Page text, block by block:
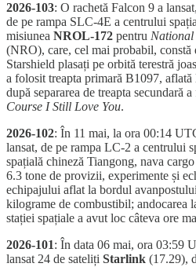
2026-103: O rachetă Falcon 9 a
de pe rampa SLC-4E a centrului
misiunea NROL-172 pentru National
(NRO), care, cel mai probabil, constă
Starshield plasați pe orbită terestră
a folosit treapta primară B1097, aflată
după separarea de treapta secundară
Course I Still Love You.
2026-102: În 11 mai, la ora 00:14
lansat, de pe rampa LC-2 a centrului
spațială chineză Tiangong, nava cargo
6.3 tone de provizii, experimente și
echipajului aflat la bordul
kilograme de combustibil; andocarea
stației spațiale a avut loc câteva ore
2026-101: În data 06 mai, ora 03:59
lansat 24 de sateliți Starlink (17.29),